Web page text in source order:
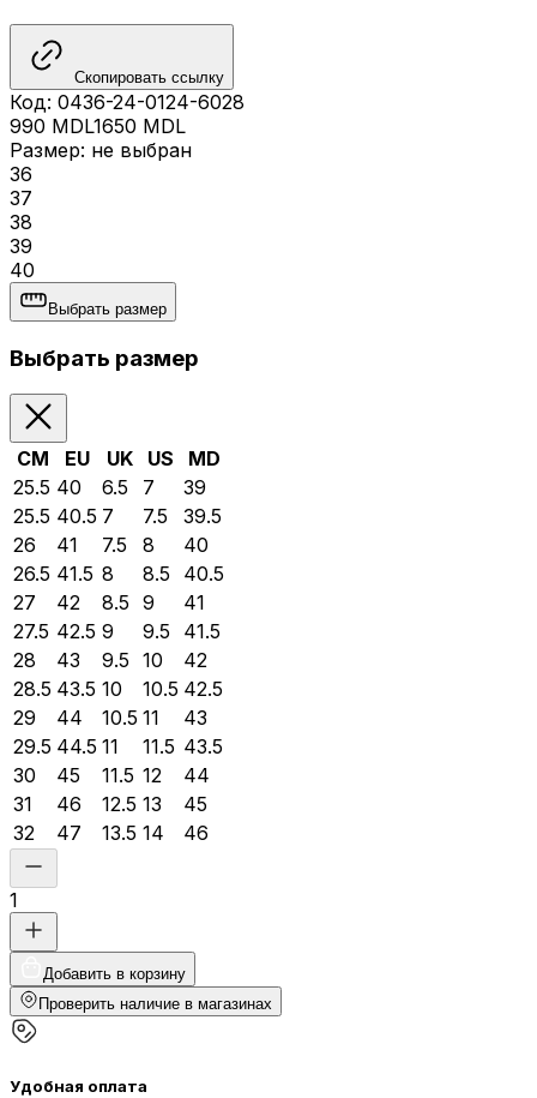
Скопировать ссылку
Код: 0436-24-0124-6028
990 MDL1650 MDL
Размер: не выбран
36
37
38
39
40
Выбрать размер
Выбрать размер
CM EU UK US
MD
25.5 40 6.5 7
39
25.5 40.5 7 7.5
39.5
26
41 7.5 8
40
26.5 41.5 8 8.5
40.5
27
42 8.5 9
41
27.5 42.5 9 9.5
41.5
28
43 9.5 10
42
28.5 43.5 10 10.5 42.5
29
44 10.5 11
43
29.5 44.5 11 11.5 43.5
30
45 11.5 12
44
31
46 12.5 13
45
32
47 13.5 14 46
1
Добавить в корзину
Проверить наличие в магазинах
Удобная оплата